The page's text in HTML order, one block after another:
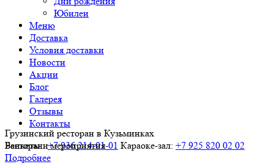
Юбилеи
Меню
Доставка
Условия доставки
Новости
Акции
Блог
Галерея
Отзывы
Контакты
Ресторан:+7 936 214-01-01 Караоке-зал: +7 925 820 02 02
Грузинский ресторан в Кузьминках
Банкеты и мероприятия
Подробнее